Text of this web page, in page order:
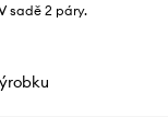
sadě 2 páry.